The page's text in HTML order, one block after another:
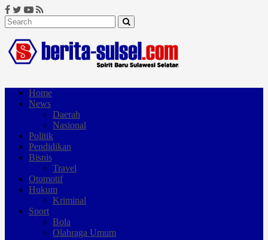
Home
News
Daerah
Nasional
Politik
Pendidikan
Bisnis
Travel
Otomotif
Hukum
Kriminal
Sport
Bola
Olahraga Umum